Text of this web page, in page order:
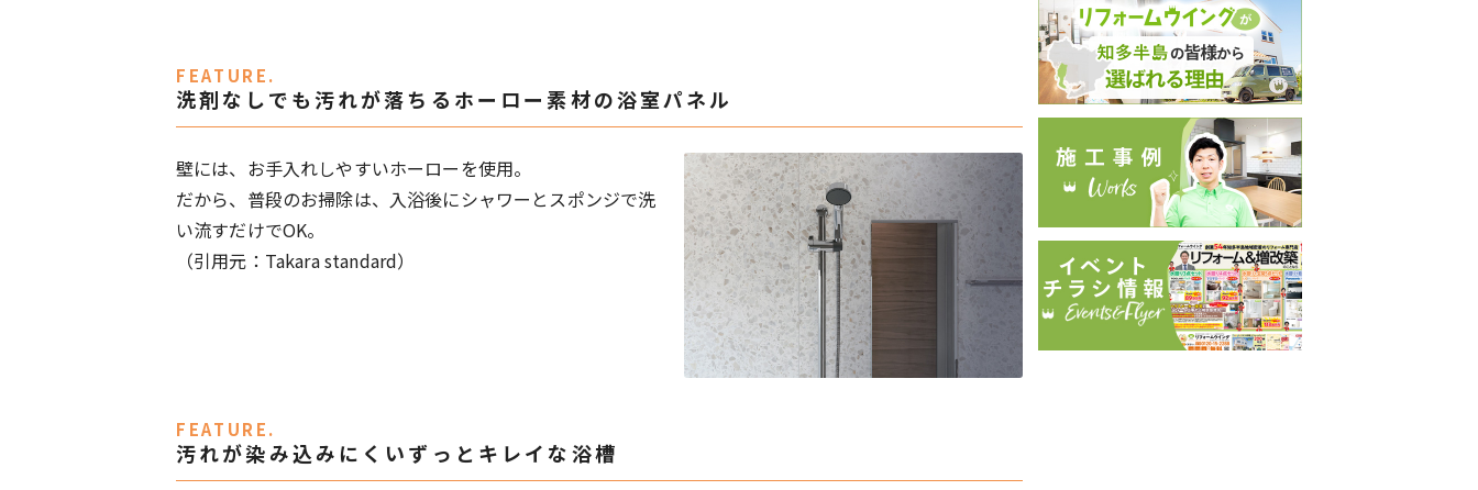
FEATURE.
洗剤なしでも汚れが落ちるホーロー素材の浴室パネル
壁には、お手入れしやすいホーローを使用。
だから、普段のお掃除は、入浴後にシャワーとスポンジで洗
い流すだけでOK。
（引用元：Takara standard）
FEATURE.
汚れが染み込みにくいずっとキレイな浴槽